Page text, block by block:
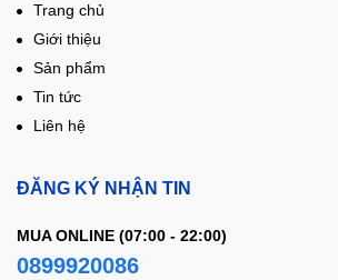
Trang chủ
Giới thiệu
Sản phẩm
Tin tức
Liên hệ
ĐĂNG KÝ NHẬN TIN
MUA ONLINE (07:00 - 22:00)
0899920086